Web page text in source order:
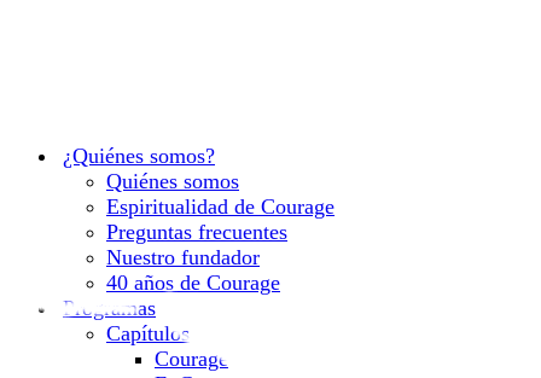
¿Quiénes somos?
Quiénes somos
Espiritualidad de Courage
Preguntas frecuentes
Nuestro fundador
40 años de Courage
Programas
Capítulos
Courage